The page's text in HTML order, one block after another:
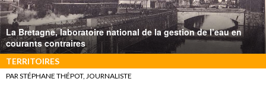
La Bretagne, laboratoire national de la gestion de l’eau en
courants contraires
TERRITOIRES
PAR STÉPHANE THÉPOT, JOURNALISTE